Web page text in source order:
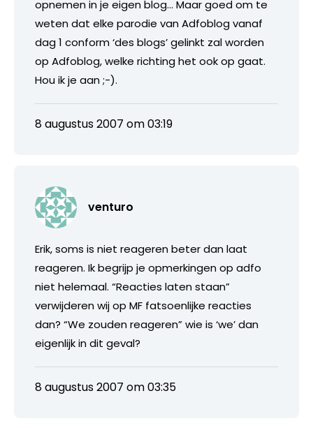
opnemen in je eigen blog… Maar goed om te
weten dat elke parodie van Adfoblog vanaf
dag 1 conform ‘des blogs’ gelinkt zal worden
op Adfoblog, welke richting het ook op gaat.
Hou ik je aan ;-).
8 augustus 2007 om 03:19
venturo
Erik, soms is niet reageren beter dan laat
reageren. Ik begrijp je opmerkingen op adfo
niet helemaal. “Reacties laten staan”
verwijderen wij op MF fatsoenlijke reacties
dan? “We zouden reageren” wie is ‘we’ dan
eigenlijk in dit geval?
8 augustus 2007 om 03:35